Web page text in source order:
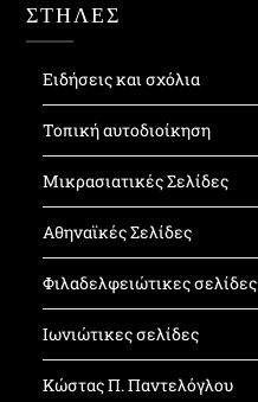
ΣΤΗΛΕΣ
Ειδήσεις και σχόλια
Τοπική αυτοδιοίκηση
Μικρασιατικές Σελίδες
Αθηναϊκές Σελίδες
Φιλαδελφειώτικες σελίδες
Ιωνιώτικες σελίδες
Κώστας Π. Παντελόγλου